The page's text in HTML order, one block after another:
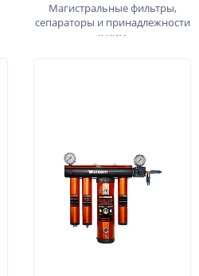
Магистральные фильтры,
сепараторы и принадлежности
к ним